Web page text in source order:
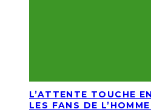
L’ATTENTE TOUCHE
LES FANS DE